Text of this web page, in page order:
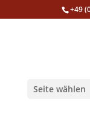
+49
Seite wählen